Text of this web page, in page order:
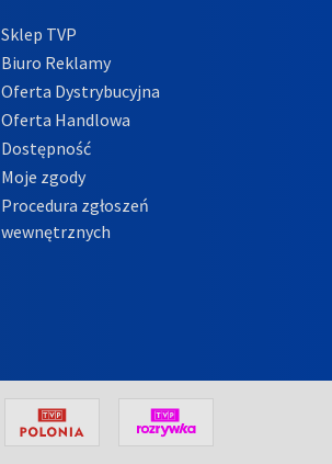
Sklep TVP
Biuro Reklamy
Oferta Dystrybucyjna
Oferta Handlowa
Dostępność
Moje zgody
Procedura zgłoszeń
wewnętrznych